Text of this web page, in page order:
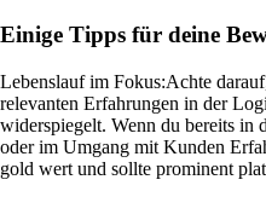
Einige Tipps für deine
Lebenslauf im Fokus:Achte
relevanten Erfahrungen in der
widerspiegelt. Wenn du bereits in
oder im Umgang mit Kunden
gold wert und sollte prominent